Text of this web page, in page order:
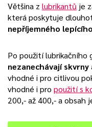
Většina z lubrikantů je
která poskytuje
nepříjemného
Po použití lubrikačního
nezanechávají skvrny
vhodné i pro citlivou
vhodné i pro použití s
200,- až 400,- a obsah